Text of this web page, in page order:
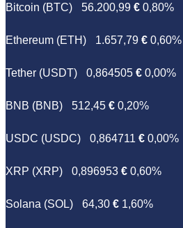
Bitcoin (BTC) 56.200,99 € 0,80%
Ethereum (ETH) 1.657,79 € 0,60%
Tether (USDT) 0,864505 € 0,00%
BNB (BNB) 512,45 € 0,20%
USDC (USDC) 0,864711 € 0,00%
XRP (XRP) 0,896953 € 0,60%
Solana (SOL) 64,30 € 1,60%